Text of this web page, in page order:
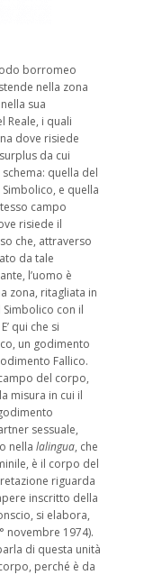
borromeo
nella zona
sua
Reale, i quali
dove risiede
da cui
quella del
Simbolico, e quella
campo
risiede il
che, attraverso
da tale
l’uomo è
zona, ritagliata in
Simbolico con il
qui che si
un godimento
Fallico.
del corpo,
misura in cui il
sessuale,
nella lalingua, che
è il corpo del
riguarda
inscritto della
si elabora,
novembre 1974).
di questa unità
perché è da